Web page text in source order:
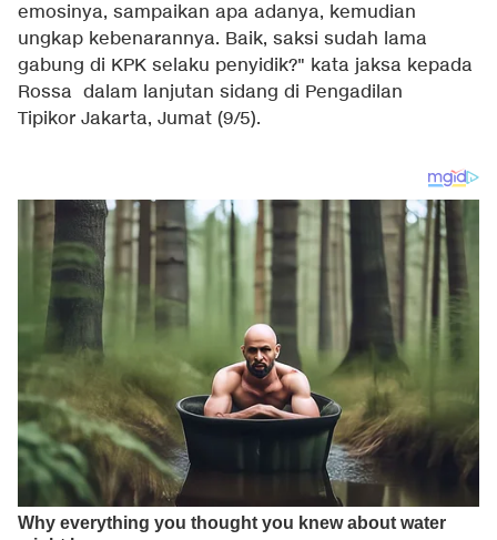
emosinya, sampaikan apa adanya, kemudian
ungkap kebenarannya. Baik, saksi sudah lama
gabung di KPK selaku penyidik?" kata jaksa kepada
Rossa dalam lanjutan sidang di Pengadilan
Tipikor Jakarta, Jumat (9/5).